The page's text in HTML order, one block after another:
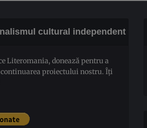
cultural independent
Literomania, donează pentru a
proiectului nostru. Îți